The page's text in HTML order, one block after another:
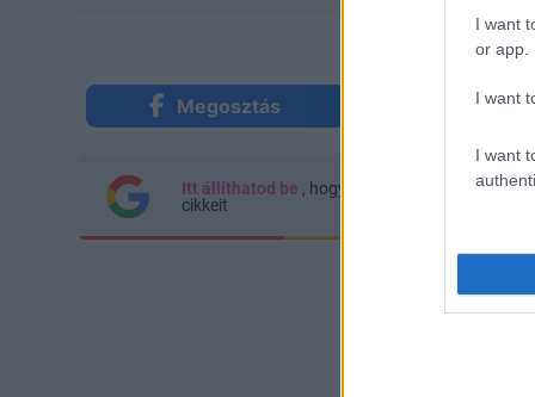
I want
or app.
I want
I want
Megosztás Küldés
Itt állíthatod be , hogy a Google keresőben
cikkeit